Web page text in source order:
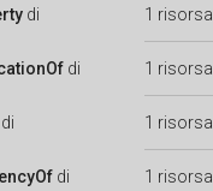
di 1 risorsa
di 1 risorsa
di 1 risorsa
di 1 risorsa